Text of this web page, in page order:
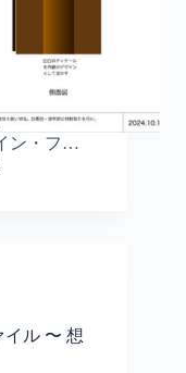
ン・フ…
ル 〜 想